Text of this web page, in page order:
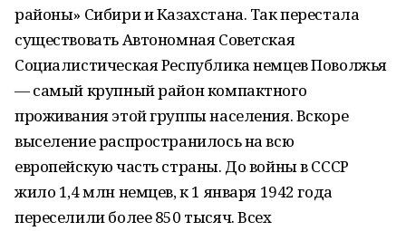
районы» Сибири и Казахстана. Так перестала
существовать Автономная Советская
Социалистическая Республика немцев Поволжья
— самый крупный район компактного
проживания этой группы населения. Вскоре
выселение распространилось на всю
европейскую часть страны. До войны в СССР
жило 1,4 млн немцев, к 1 января 1942 года
переселили более 850 тысяч. Всех